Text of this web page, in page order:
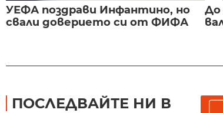
УЕФА поздрави Инфантино, но
свали доверието си от ФИФА
До
ПОСЛЕДВАЙТЕ НИ В